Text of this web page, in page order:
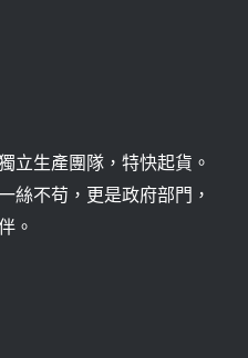
立生產團隊，特快起貨。
絲不苟，更是政府部門，
。